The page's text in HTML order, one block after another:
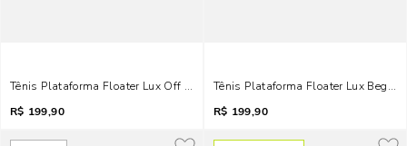
Tênis Plataforma Floater Lux Off White Recortes
R$ 199,90
Tênis Plataforma Floater Lux Bege
R$ 199,90